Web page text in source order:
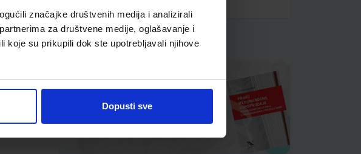
značajke društvenih medija i analizirali
za društvene medije, oglašavanje i
koje su prikupili dok ste upotrebljavali njihove
Dopusti sve